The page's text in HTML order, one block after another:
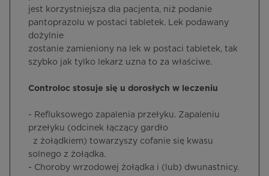
jest korzystniejsza dla pacjenta, niż podanie
pantoprazolu w postaci tabletek. Lek podawany
dożylnie
zostanie zamieniony na lek w postaci tabletek, tak
szybko jak tylko lekarz uzna to za właściwe.
Controloc stosuje się u dorosłych w leczeniu
- Refluksowego zapalenia przełyku. Zapaleniu
przełyku (odcinek łączący gardło
z żołądkiem) towarzyszy cofanie się kwasu
solnego z żołądka.
- Choroby wrzodowej żołądka i (lub) dwunastnicy.